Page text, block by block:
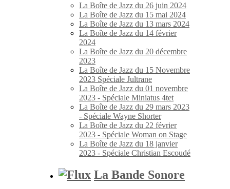
La Boîte de Jazz du 26 juin 2024
La Boîte de Jazz du 15 mai 2024
La Boîte de Jazz du 13 mars 2024
La Boîte de Jazz du 14 février
2024
La Boîte de Jazz du 20 décembre
2023
La Boîte de Jazz du 15 Novembre
2023 Spéciale Jultrane
La Boîte de Jazz du 01 novembre
2023 - Spéciale Miniatus 4tet
La Boîte de Jazz du 29 mars 2023
- Spéciale Wayne Shorter
La Boîte de Jazz du 22 février
2023 - Spéciale Woman on Stage
La Boîte de Jazz du 18 janvier
2023 - Spéciale Christian Escoudé
La Bande Sonore